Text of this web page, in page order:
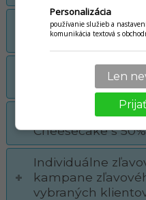
Kampaň: Akcia
2,25l fľaša Coly/
Kampaň: Akcia
Pizza zdarma)
Kampaň: Akcia
Cheesecake s
Individuálne
kampane
vybraných
Personalizácia
používanie služieb a
komunikácia textová s
Len